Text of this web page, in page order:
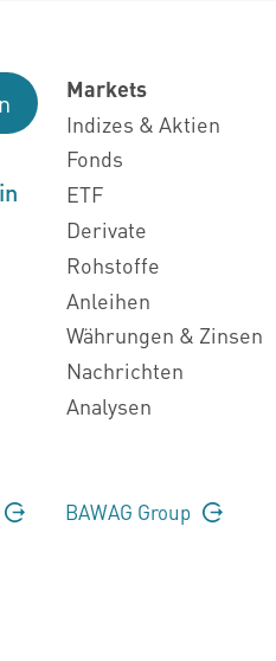
Markets
Indizes & Aktien
Fonds
ETF
Derivate
Rohstoffe
Anleihen
Währungen & Zinsen
Nachrichten
Analysen
BAWAG Group